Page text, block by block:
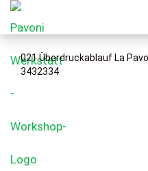
021 Überdruckablauf La
3432334